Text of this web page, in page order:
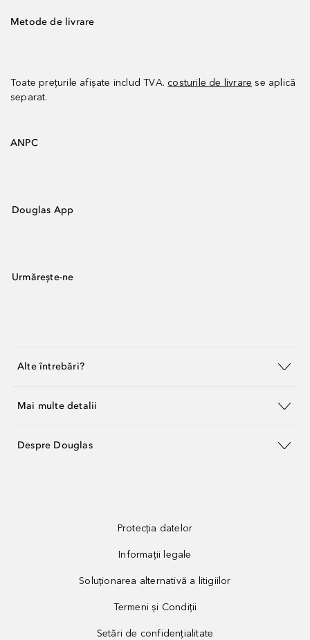
Metode de livrare
Toate prețurile afișate includ TVA. costurile de livrare se aplică
separat.
ANPC
Douglas App
Urmărește-ne
Alte întrebări?
Mai multe detalii
Despre Douglas
Protecția datelor
Informații legale
Soluționarea alternativă a litigiilor
Termeni și Condiții
Setări de confidențialitate